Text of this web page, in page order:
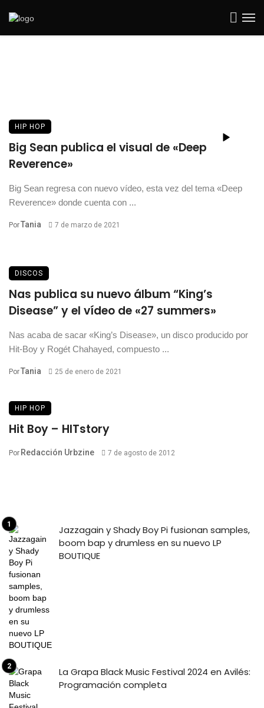
HIP HOP
Big Sean publica el visual de «Deep
Reverence»
Big Sean regresa con nuevo vídeo, esta vez del tema «Deep
Reverence» donde cuenta con ...
PorTania 7 de marzo de 2021
DISCOS
Nas publica su nuevo álbum “King’s
Disease” y el vídeo de «27 summers»
Nas acaba de sacar «King’s Disease», un disco producido por
Hit-Boy y Rogét Chahayed, compuesto ...
PorTania 25 de enero de 2021
HIP HOP
Hit Boy – HITstory
Por Redacción Urbzine 7 de agosto de 2012
Jazzagain y Shady Boy Pi fusionan samples,
boom bap y drumless en su nuevo LP
BOUTIQUE
La Grapa Black Music Festival 2024 en Avilés:
Programación completa